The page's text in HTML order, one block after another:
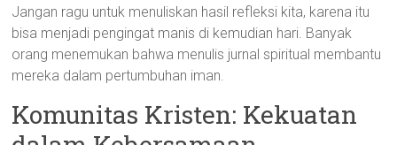
Jangan ragu untuk menuliskan hasil refleksi kita, karena itu
bisa menjadi pengingat manis di kemudian hari. Banyak
orang menemukan bahwa menulis jurnal spiritual membantu
mereka dalam pertumbuhan iman.
Komunitas Kristen: Kekuatan